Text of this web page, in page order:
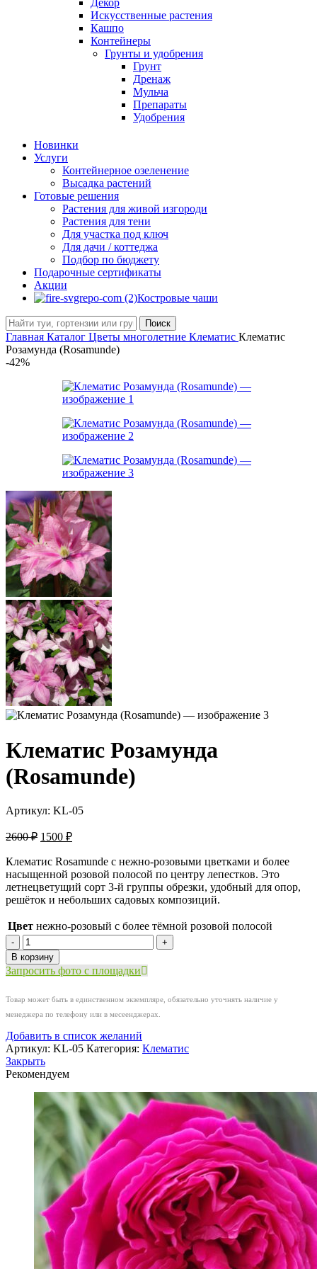
Декор
Искусственные растения
Кашпо
Контейнеры
Грунты и удобрения
Грунт
Дренаж
Мульча
Препараты
Удобрения
Новинки
Услуги
Контейнерное озеленение
Высадка растений
Готовые решения
Растения для живой изгороди
Растения для тени
Для участка под ключ
Для дачи / коттеджа
Подбор по бюджету
Подарочные сертификаты
Акции
Костровые чаши
Поиск
Главная Каталог Цветы многолетние Клематис Клематис
Розамунда (Rosamunde)
-42%
Клематис Розамунда
(Rosamunde)
Артикул: KL-05
2600₽ Первоначальная
составляла
2600 ₽.
1500 ₽Текущая
1500 ₽.
Клематис Rosamunde с нежно-розовыми цветками и более
насыщенной розовой полосой по центру лепестков. Это
летнецветущий сорт 3-й группы обрезки, удобный для опор,
решёток и небольших садовых композиций.
Цвет нежно-розовый с более тёмной розовой полосой
Количество
товара
Клематис
Розамунда
В корзину
Запросить фото с площадки
Товар может быть в единственном экземпляре, обязательно уточнять наличие у
менеджера по телефону или в месеенджерах.
Добавить в список желаний
Артикул: KL-05 Категория: Клематис
Закрыть
Рекомендуем